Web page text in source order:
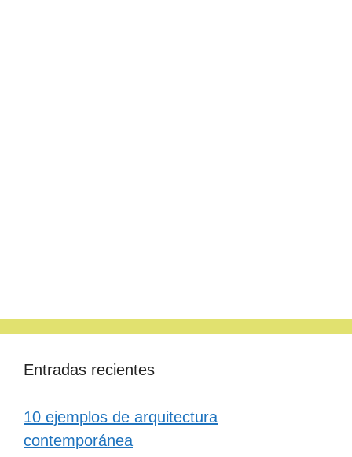
Entradas recientes
10 ejemplos de arquitectura
contemporánea